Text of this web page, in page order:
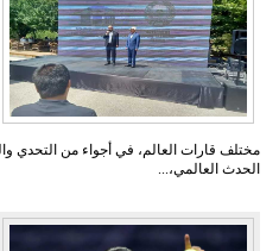
مختلف قارات العالم، في أجواء من التحدي
الحدث العالمي،...